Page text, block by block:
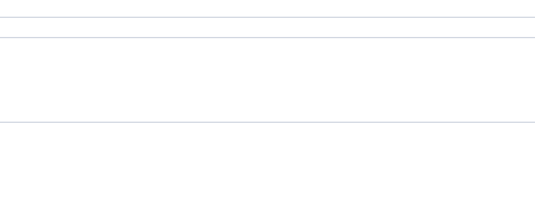
naturalna barierę ochronną skóry, osłabiona przez codzienne
GLYCINE SOJA OIL, SQUALENE, CARBOMER, DISODIUM
efektów stosuj rano i wieczorem. Rozmasuj i pozostaw